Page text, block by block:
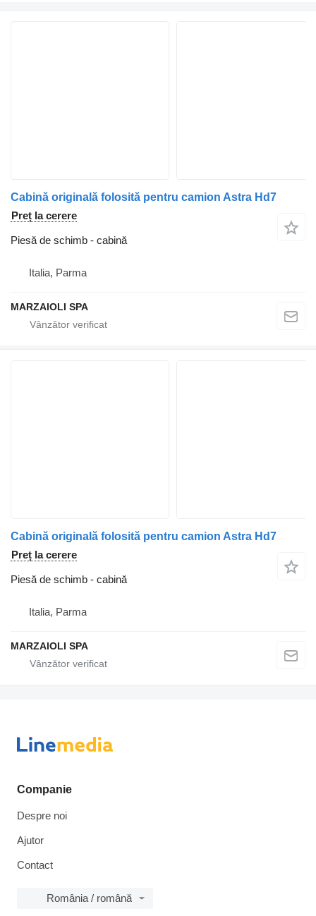
Cabină originală folosită pentru camion Astra Hd7
Preț la cerere
Piesă de schimb - cabină
Italia, Parma
MARZAIOLI SPA
Cabină originală folosită pentru camion Astra Hd7
Preț la cerere
Piesă de schimb - cabină
Italia, Parma
MARZAIOLI SPA
Companie
Despre noi
Ajutor
Contact
România / română